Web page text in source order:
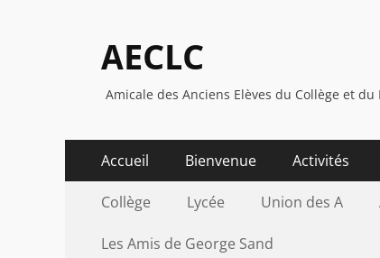
AECLC
Amicale des Anciens Elèves du Collège et du
Menu
principal
contenu
Accueil Bienvenue Activités
Menu
contenu
Collège Lycée Union des A
Les Amis de George Sand